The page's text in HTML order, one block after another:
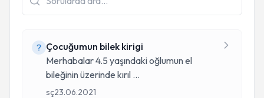
Çocuğumun bilek kirigi
Merhabalar 4.5 yaşındaki oğlumun el
bileğinin üzerinde kırıl ...
sç23.06.2021